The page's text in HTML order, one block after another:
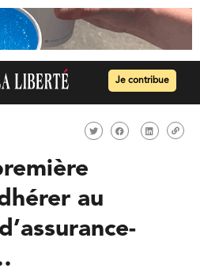
Je contribue
au